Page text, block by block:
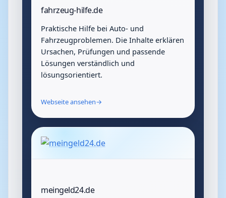
fahrzeug-hilfe.de
Praktische Hilfe bei Auto- und
Fahrzeugproblemen. Die Inhalte erklären
Ursachen, Prüfungen und passende
Lösungen verständlich und
lösungsorientiert.
Webseite ansehen→
meingeld24.de